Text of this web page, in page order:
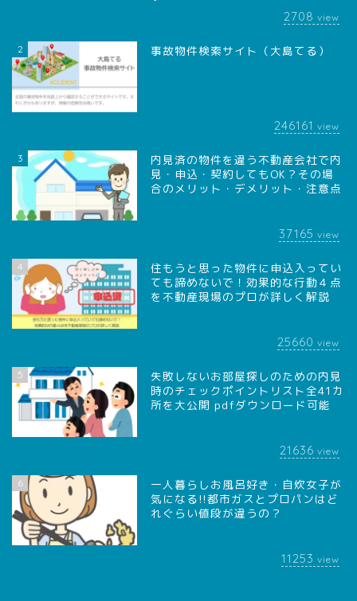
2708 view
2 事故物件検索サイト（大島てる）
246161 view
3
内見済の物件を違う不動産会社で内
見・申込・契約してもOK？その場
合のメリット・デメリット・注意点
37165 view
4
住もうと思った物件に申込入ってい
ても諦めないで！効果的な行動４点
を不動産現場のプロが詳しく解説
25660 view
5
失敗しないお部屋探しのための内見
時のチェックポイントリスト全41カ
所を大公開 pdfダウンロード可能
21636 view
6
一人暮らしお風呂好き・自炊女子が
気になる!!都市ガスとプロパンはど
れぐらい値段が違うの？
11253 view